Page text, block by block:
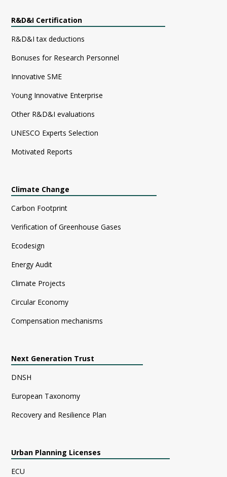
R&D&I Certification
R&D&I tax deductions
Bonuses for Research Personnel
Innovative SME
Young Innovative Enterprise
Other R&D&I evaluations
UNESCO Experts Selection
Motivated Reports
Climate Change
Carbon Footprint
Verification of Greenhouse Gases
Ecodesign
Energy Audit
Climate Projects
Circular Economy
Compensation mechanisms
Next Generation Trust
DNSH
European Taxonomy
Recovery and Resilience Plan
Urban Planning Licenses
ECU